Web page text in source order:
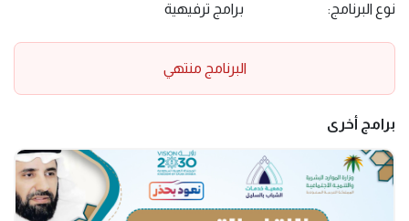
نوع البرنامج: برامج ترفيهية
البرنامج منتهي
برامج أخرى